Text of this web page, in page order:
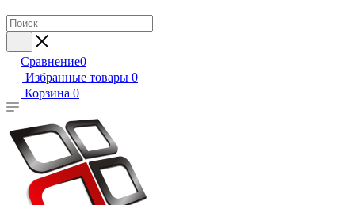
Сравнение0
Избранные товары 0
Корзина 0